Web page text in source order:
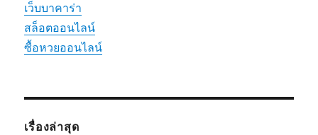
เว็บบาคาร่า
สล็อตออนไลน์
ซื้อหวยออนไลน์
เรื่องล่าสุด